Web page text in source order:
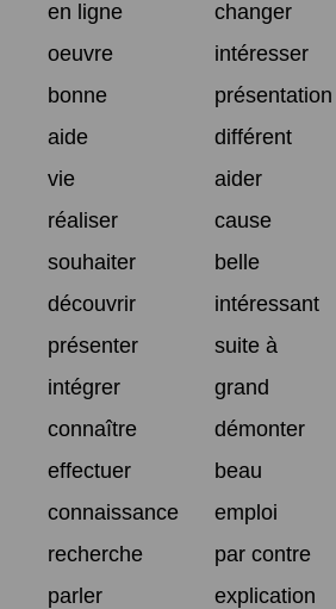
en ligne
changer
oeuvre
intéresser
bonne
présentation
aide
différent
vie
aider
réaliser
cause
souhaiter
belle
découvrir
intéressant
présenter
suite à
intégrer
grand
connaître
démonter
effectuer
beau
connaissance
emploi
recherche
par contre
parler
explication